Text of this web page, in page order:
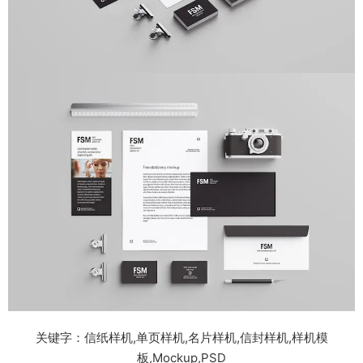
关键字：信纸样机,单页样机,名片样机,信封样机,样机模
板,Mockup,PSD